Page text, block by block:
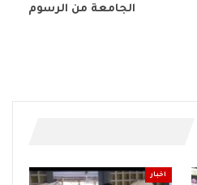
الجامعة من الرسوم
اخبار